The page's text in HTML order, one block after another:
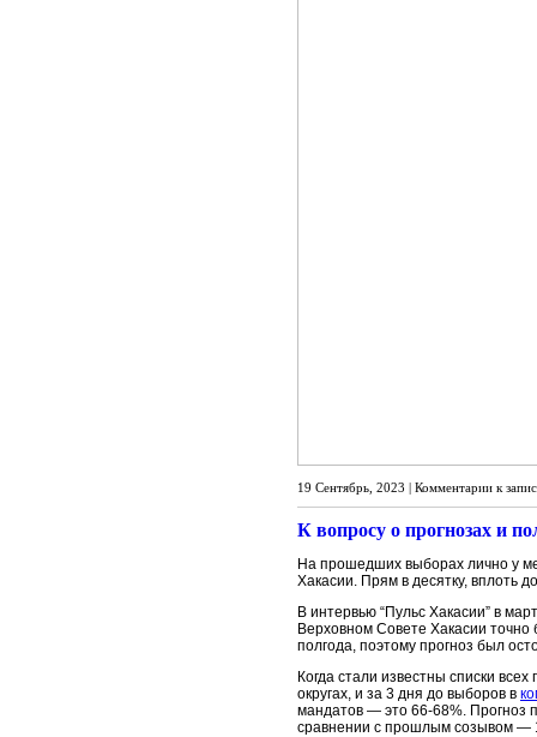
19 Сентябрь, 2023 | Комментарии к
К вопросу о прогнозах и
На прошедших выборах лично у
Хакасии. Прям в десятку, вплоть
В интервью “Пульс Хакасии” в
Верховном Совете Хакасии
полгода, поэтому прогноз был
Когда стали известны списки
округах, и за 3 дня до выборов в
мандатов — это 66-68%. Прогноз
сравнении с прошлым созывом